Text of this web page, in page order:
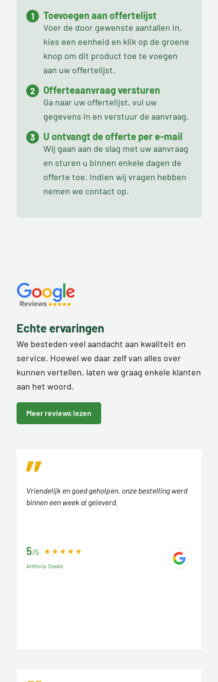
Toevoegen aan offertelijst
Voer de door gewenste aantallen in,
kies een eenheid en klik op de groene
knop om dit product toe te voegen
aan uw offertelijst.
Offerteaanvraag versturen
Ga naar uw offertelijst, vul uw
gegevens in en verstuur de aanvraag.
U ontvangt de offerte per e-mail
Wij gaan aan de slag met uw aanvraag
en sturen u binnen enkele dagen de
offerte toe. Indien wij vragen hebben
nemen we contact op.
Echte ervaringen
We besteden veel aandacht aan kwaliteit en
service. Hoewel we daar zelf van alles over
kunnen vertellen, laten we graag enkele klanten
aan het woord.
Meer reviews lezen
Vriendelijk en goed geholpen, onze bestelling werd
binnen een week al geleverd.
5/5
Anthony Staals